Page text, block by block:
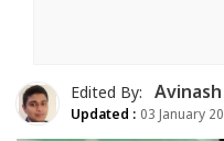
Edited By:
Updated : 03 January